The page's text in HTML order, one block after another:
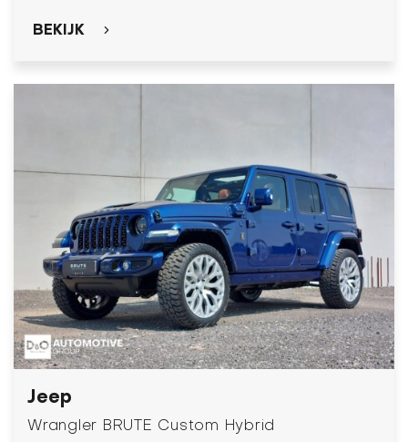
BEKIJK
Jeep
Wrangler BRUTE Custom Hybrid